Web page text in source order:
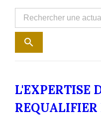
L'EXPERTISE
REQUALIFIER